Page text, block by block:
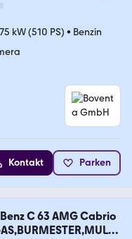
kW (510 PS) • Benzin
Kontakt Parken
C 63 AMG Cabrio